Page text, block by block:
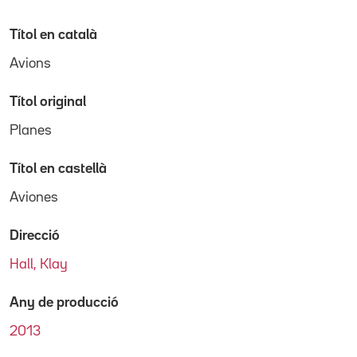
Títol en català
Avions
Títol original
Planes
Títol en castellà
Aviones
Direcció
Hall, Klay
Any de producció
2013